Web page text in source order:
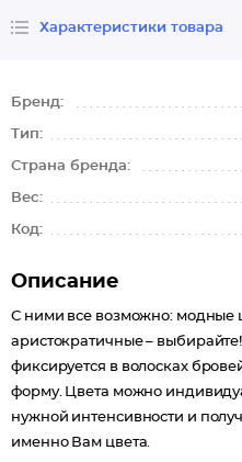
Характеристики товара
Бренд:
Тип:
Страна бренда:
Вес:
Код:
Описание
С ними все возможно: модные
аристократичные –
фиксируется в волосках
форму. Цвета можно
нужной интенсивности и
именно Вам цвета.